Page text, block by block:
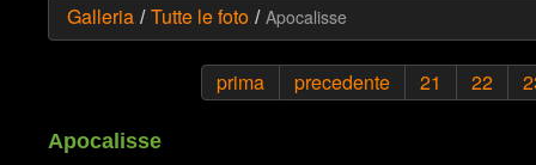
Galleria / Tutte le foto / Apocalisse
prima precedente 21 22
Apocalisse